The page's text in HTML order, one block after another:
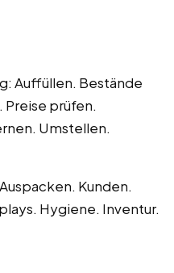
Auffüllen. Bestände
prüfen.
Umstellen.
Kunden.
Hygiene. Inventur.